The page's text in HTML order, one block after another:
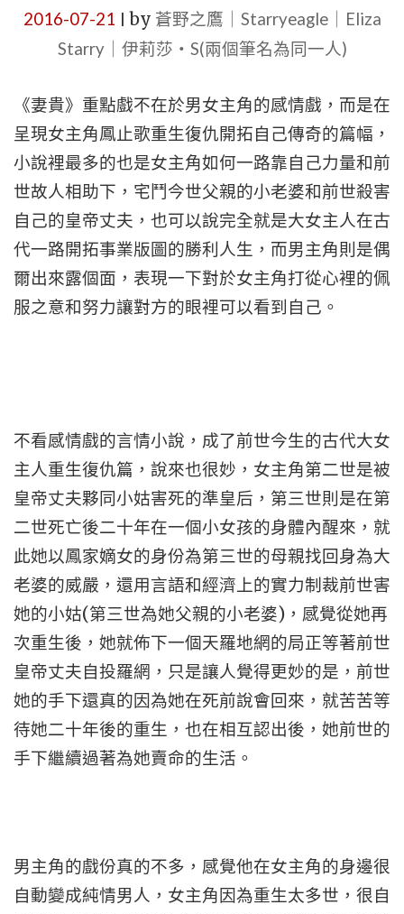
2016-07-21 by 蒼野之鷹｜Starryeagle｜Eliza
Starry｜伊莉莎・S(兩個筆名為同一人)
《妻貴》重點戲不在於男女主角的感情戲，而是在
呈現女主角鳳止歌重生復仇開拓自己傳奇的篇幅，
小說裡最多的也是女主角如何一路靠自己力量和前
世故人相助下，宅鬥今世父親的小老婆和前世殺害
自己的皇帝丈夫，也可以說完全就是大女主人在古
代一路開拓事業版圖的勝利人生，而男主角則是偶
爾出來露個面，表現一下對於女主角打從心裡的佩
服之意和努力讓對方的眼裡可以看到自己。
不看感情戲的言情小說，成了前世今生的古代大女
主人重生復仇篇，說來也很妙，女主角第二世是被
皇帝丈夫夥同小姑害死的準皇后，第三世則是在第
二世死亡後二十年在一個小女孩的身體內醒來，就
此她以鳳家嫡女的身份為第三世的母親找回身為大
老婆的威嚴，還用言語和經濟上的實力制裁前世害
她的小姑(第三世為她父親的小老婆) ，感覺從她再
次重生後，她就佈下一個天羅地網的局正等著前世
皇帝丈夫自投羅網，只是讓人覺得更妙的是，前世
她的手下還真的因為她在死前說會回來，就苦苦等
待她二十年後的重生，也在相互認出後，她前世的
手下繼續過著為她賣命的生活。
男主角的戲份真的不多，感覺他在女主角的身邊很
自動變成純情男人，女主角因為重生太多世，很自